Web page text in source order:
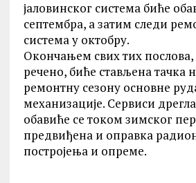
јаловинског система биће
септембра, а затим следи
система у октобру.
Окончањем свих тих послова,
речено, биће стављена тачка
ремонтну сезону основне
механизације. Сервиси
обавиће се током зимског
предвиђена и оправка
постројења и опреме.